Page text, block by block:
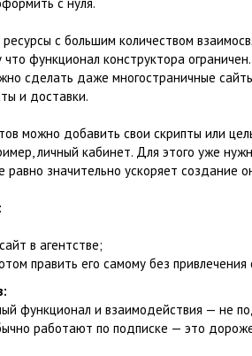
с большим количеством
что функционал конструктора
сделать даже многостраничные
и доставки.
можно добавить свои скрипты или
личный кабинет. Для этого уже
равно значительно ускоряет создание
в агентстве;
править его самому без привлечения
функционал и взаимодействия — не
работают по подписке — это